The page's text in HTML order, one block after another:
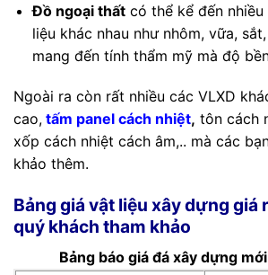
Đồ ngoại thấtcó thể kể đến nhiều
liệu khác nhau như nhôm, vữa,
mang đến tính thẩm mỹ mà độ
Ngoài ra còn rất nhiều các VLXD
cao, tấm panel cách nhiệt, tôn cách
xốp cách nhiệt cách âm,.. mà các
khảo thêm.
Bảng giá vật liệu xây dựng giá
quý khách tham khảo
Bảng báo giá đá xây dựng